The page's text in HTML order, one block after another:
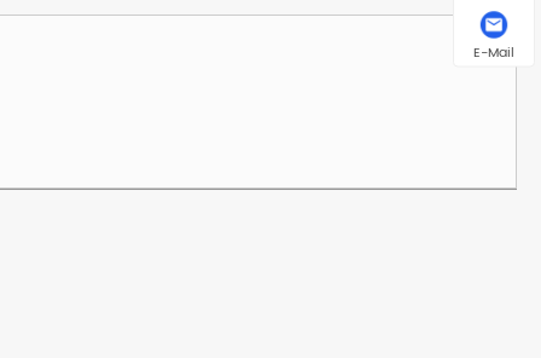
E-Mail